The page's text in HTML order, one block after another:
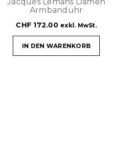
Armbanduhr
CHF 172.00 exkl. MwSt.
IN DEN WARENKORB